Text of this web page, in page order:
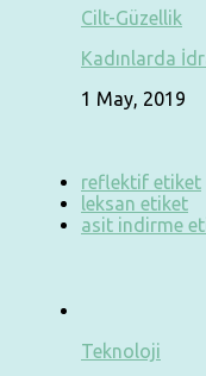
Cilt-Güzellik
Kadınlarda
1 May, 2019
reflektif etiket
leksan etiket
asit indirme
Teknoloji